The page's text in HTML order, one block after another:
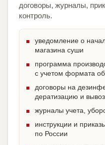
договоры, журналы,
контроль.
уведомление о
магазина суши
программа
с учетом формата
договоры на
дератизацию и
журналы учета,
инструкции и
по России